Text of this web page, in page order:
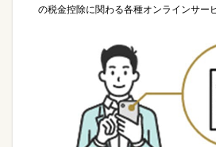
の税金控除に関わる各種オンラインサー